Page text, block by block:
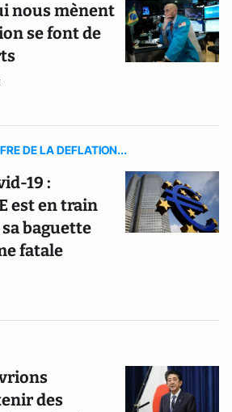
nous mènent
se font de
DE LA DEFLATION...
19 :
est en train
baguette
fatale
des